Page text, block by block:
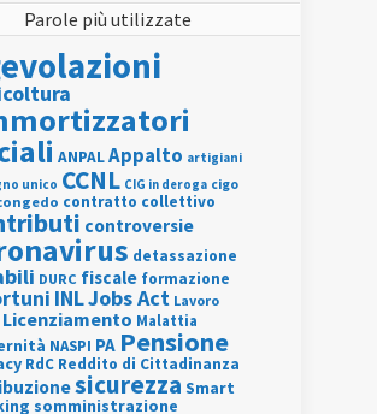
Parole più utilizzate
ANPALAppalto artigiani
unico CCNL CIG in deroga cigo
contratto collettivo
controversie
detassazione
DURC fiscale formazione
INLJobs Act Lavoro
Licenziamento Malattia
NASPI PA Pensione
RdC Reddito di Cittadinanza
sicurezza Smart
somministrazione